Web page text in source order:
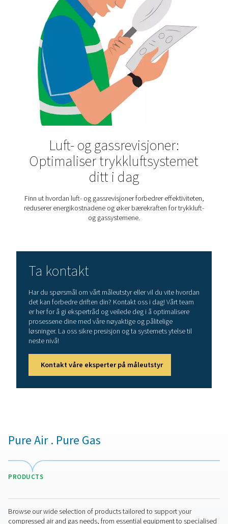
Hvordan sikre kvaliteten
trykkluften i
Trykkluft i næringsmiddelproduksjon må være ren og
hvordan du oppfyller ISO 8573-1-standardene og
produktet ditt med luftbehandling av